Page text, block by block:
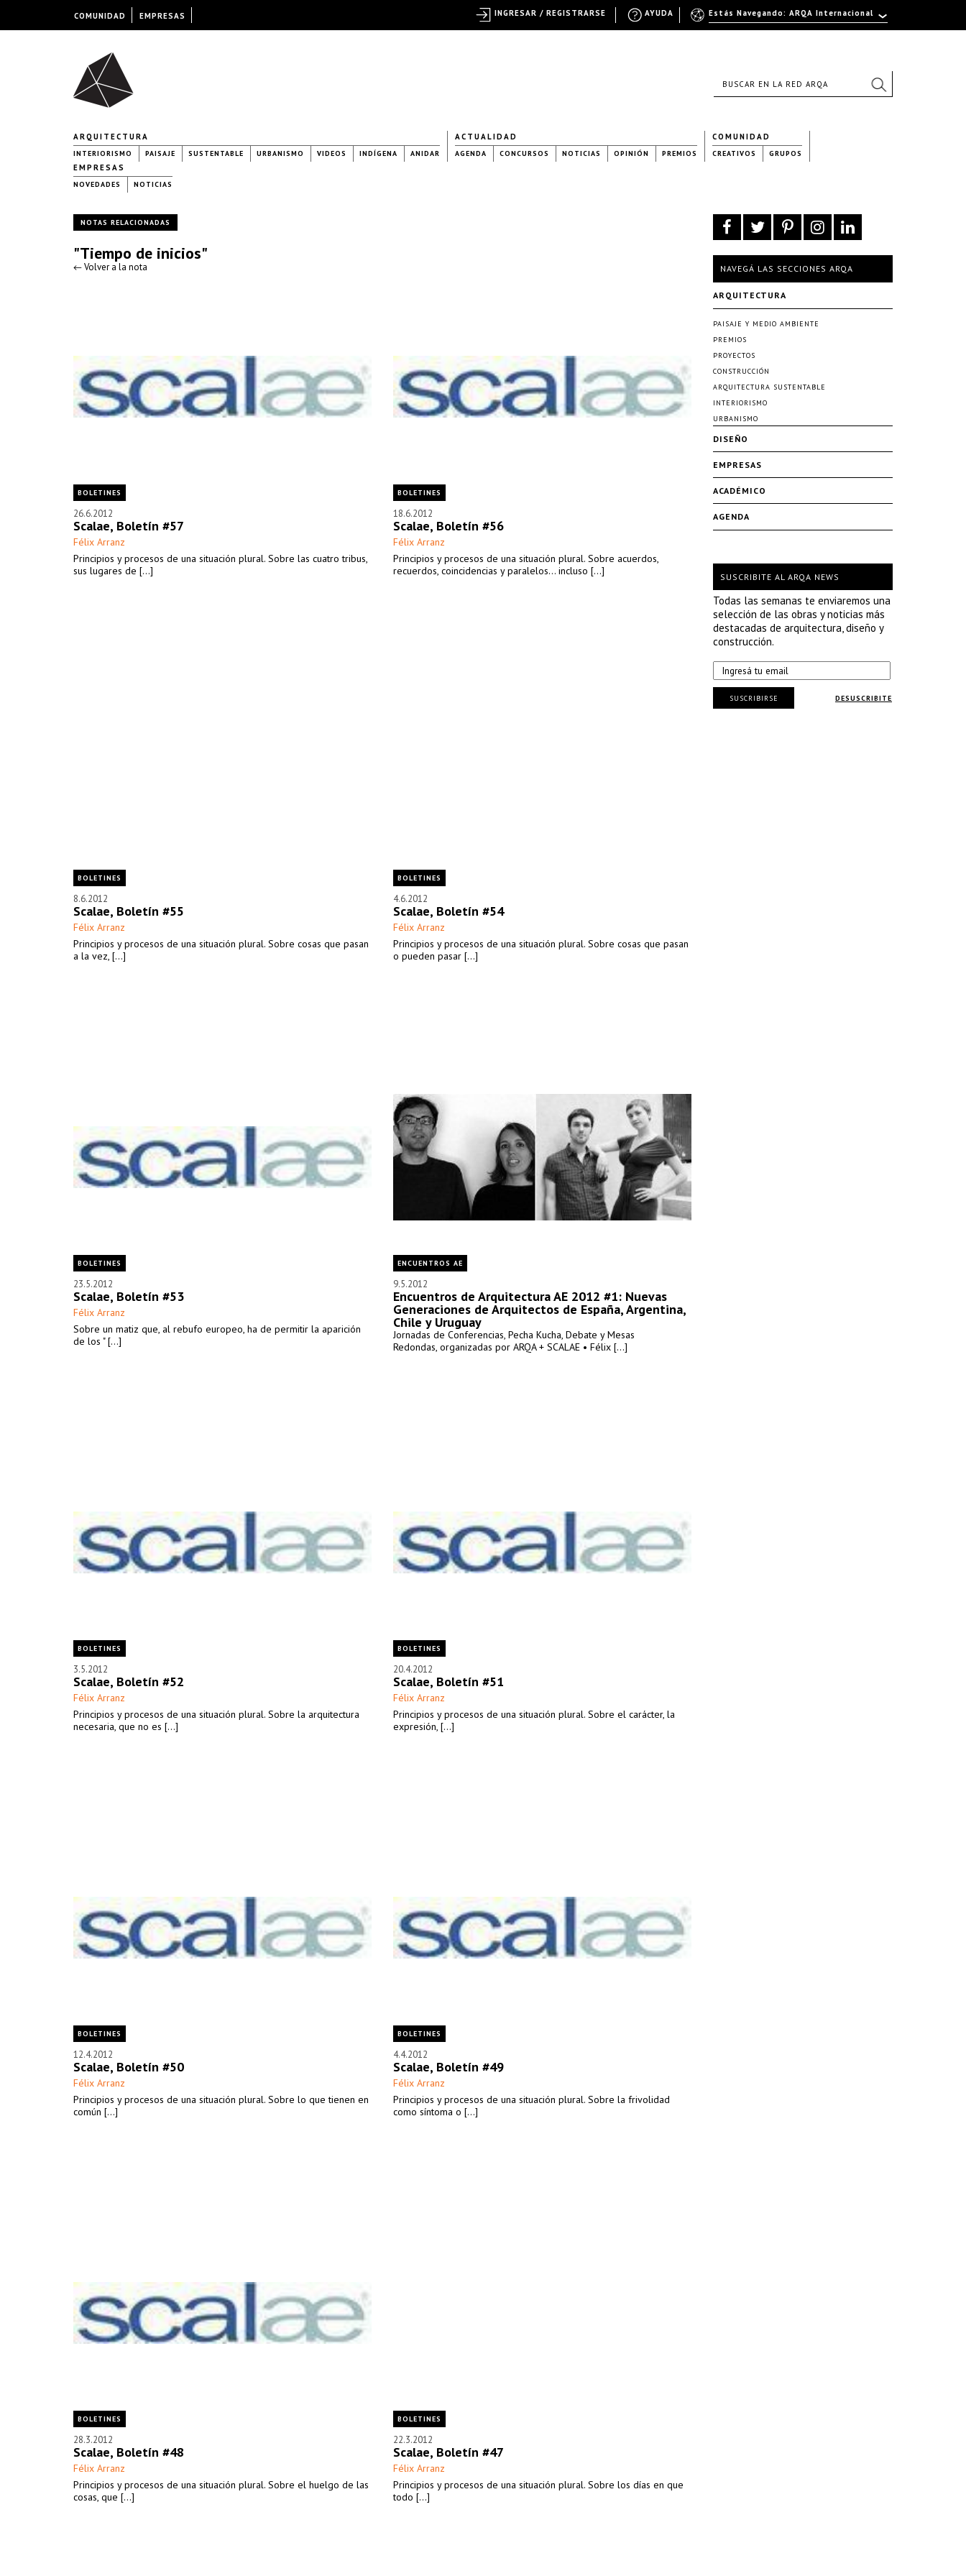
ARQUITECTURA
INTERIORISMO PAISAJE SUSTENTABLE URBANISMO VIDEOS INDÍGENA ANIDAR
ACTUALIDAD
AGENDA CONCURSOS NOTICIAS OPINIÓN PREMIOS
COMUNIDAD
CREATIVOS GRUPOS
EMPRESAS
NOVEDADES NOTICIAS
NOTAS RELACIONADAS
"Tiempo de inicios"
← Volver a la nota
BOLETINES
26.6.2012
Scalae, Boletín #57
Félix Arranz
Principios y procesos de una situación plural. Sobre las cuatro tribus,
sus lugares de [...]
BOLETINES
18.6.2012
Scalae, Boletín #56
Félix Arranz
Principios y procesos de una situación plural. Sobre acuerdos,
recuerdos, coincidencias y paralelos… incluso [...]
BOLETINES
8.6.2012
Scalae, Boletín #55
Félix Arranz
Principios y procesos de una situación plural. Sobre cosas que pasan
a la vez, [...]
BOLETINES
4.6.2012
Scalae, Boletín #54
Félix Arranz
Principios y procesos de una situación plural. Sobre cosas que pasan
o pueden pasar [...]
BOLETINES
23.5.2012
Scalae, Boletín #53
Félix Arranz
Sobre un matiz que, al rebufo europeo, ha de permitir la aparición
de los " [...]
ENCUENTROS AE
9.5.2012
Encuentros de Arquitectura AE 2012 #1: Nuevas
Generaciones de Arquitectos de España, Argentina,
Chile y Uruguay
Jornadas de Conferencias, Pecha Kucha, Debate y Mesas
Redondas, organizadas por ARQA + SCALAE • Félix [...]
BOLETINES
3.5.2012
Scalae, Boletín #52
Félix Arranz
Principios y procesos de una situación plural. Sobre la arquitectura
necesaria, que no es [...]
BOLETINES
20.4.2012
Scalae, Boletín #51
Félix Arranz
Principios y procesos de una situación plural. Sobre el carácter, la
expresión, [...]
BOLETINES
12.4.2012
Scalae, Boletín #50
Félix Arranz
Principios y procesos de una situación plural. Sobre lo que tienen en
común [...]
BOLETINES
4.4.2012
Scalae, Boletín #49
Félix Arranz
Principios y procesos de una situación plural. Sobre la frivolidad
como síntoma o [...]
BOLETINES
28.3.2012
Scalae, Boletín #48
Félix Arranz
Principios y procesos de una situación plural. Sobre el huelgo de las
cosas, que [...]
BOLETINES
22.3.2012
Scalae, Boletín #47
Félix Arranz
Principios y procesos de una situación plural. Sobre los días en que
todo [...]
NAVEGÁ LAS SECCIONES ARQA
ARQUITECTURA
PAISAJE Y MEDIO AMBIENTE
PREMIOS
PROYECTOS
CONSTRUCCIÓN
ARQUITECTURA SUSTENTABLE
INTERIORISMO
URBANISMO
DISEÑO
EMPRESAS
ACADÉMICO
AGENDA
SUSCRIBITE AL ARQA NEWS
Todas las semanas te enviaremos una
selección de las obras y noticias más
destacadas de arquitectura, diseño y
construcción.
DESUSCRIBITE
SUSCRIBIRSE
COMUNIDAD EMPRESAS Estás Navegando: ARQA Internacional
AYUDA
INGRESAR / REGISTRARSE